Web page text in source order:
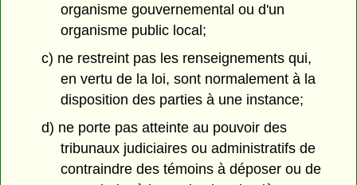
organisme gouvernemental ou d'un
organisme public local;
c) ne restreint pas les renseignements qui,
en vertu de la loi, sont normalement à la
disposition des parties à une instance;
d) ne porte pas atteinte au pouvoir des
tribunaux judiciaires ou administratifs de
contraindre des témoins à déposer ou de